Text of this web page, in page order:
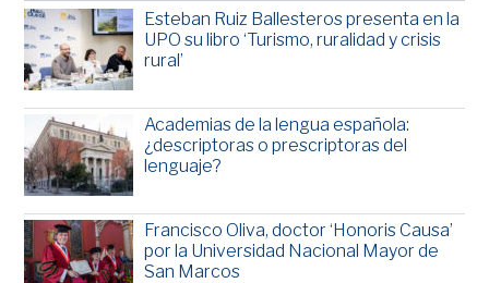
Esteban Ruiz Ballesteros presenta en la
UPO su libro ‘Turismo, ruralidad y crisis
rural’
Academias de la lengua española:
¿descriptoras o prescriptoras del
lenguaje?
Francisco Oliva, doctor ‘Honoris Causa’
por la Universidad Nacional Mayor de
San Marcos